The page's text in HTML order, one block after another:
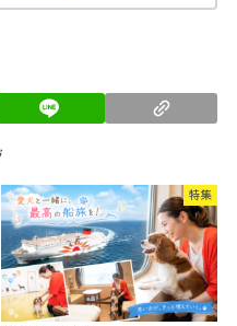
特集